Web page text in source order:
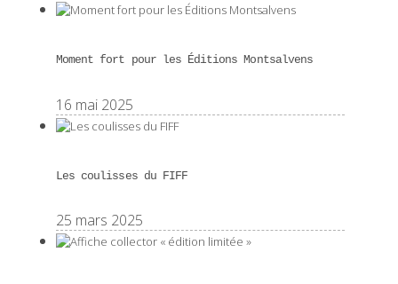
Moment fort pour les Éditions Montsalvens
16 mai 2025
Les coulisses du FIFF
25 mars 2025